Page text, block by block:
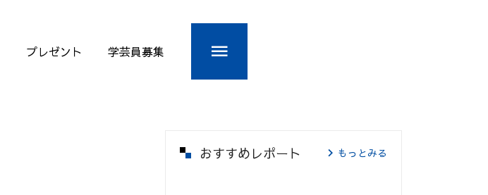
プレゼント 学芸員募集
おすすめレポート もっとみる